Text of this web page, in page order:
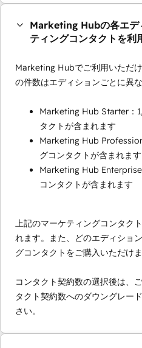
Marketing Hubの各エデ
ティングコンタクトを利
Marketing Hubでご利用いただ
の件数はエディションごとに異な
Marketing Hub Starter：
タクトが含まれます
Marketing Hub
グコンタクトが含まれます
Marketing Hub
コンタクトが含まれます
上記のマーケティングコンタク
れます。また、どのエディショ
グコンタクトをご購入いただけま
コンタクト契約数の選択後は、
タクト契約数へのダウングレー
さい。